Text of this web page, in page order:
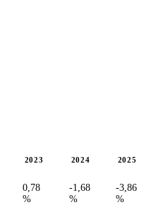
2023 2024 2025
0,78
%
-1,68
%
-3,86
%